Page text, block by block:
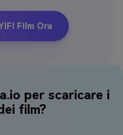
Film Ora
per scaricare i
film?